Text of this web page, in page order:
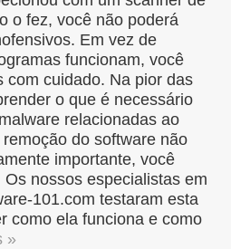
o fez, você não poderá
Em vez de
funcionam, você
com cuidado. Na pior das
o que é necessário
relacionadas ao
do software não
importante, você
nossos especialistas em
101.com testaram esta
como ela funciona e como
»